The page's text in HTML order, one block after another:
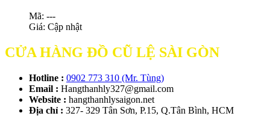
Mã: ---
Giá: Cập nhật
CỬA HÀNG ĐỒ CŨ LỆ SÀI GÒN
Hotline : 0902 773 310 (Mr. Tùng)
Email : Hangthanhly327@gmail.com
Website : hangthanhlysaigon.net
Địa chỉ : 327- 329 Tân Sơn, P.15, Q.Tân Bình, HCM